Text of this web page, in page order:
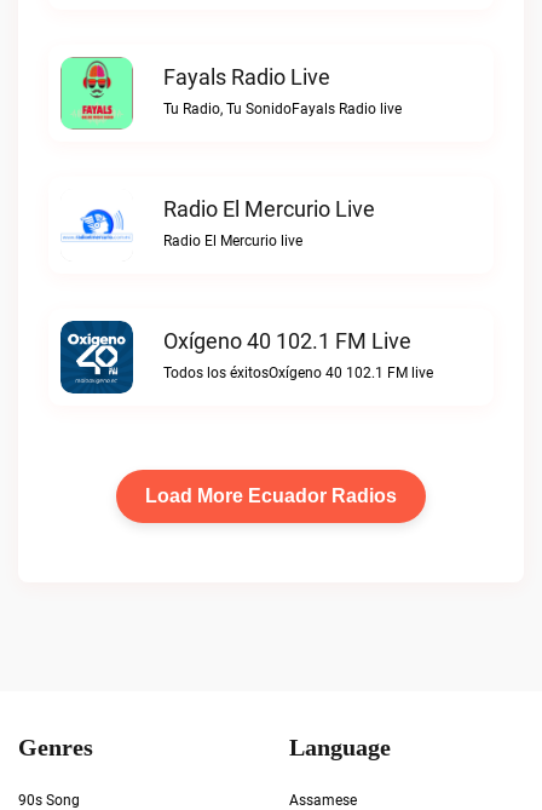
Fayals Radio Live
Tu Radio, Tu SonidoFayals Radio live
Radio El Mercurio Live
Radio El Mercurio live
Oxígeno 40 102.1 FM Live
Todos los éxitosOxígeno 40 102.1 FM live
Load More Ecuador Radios
Genres
90s Song
Language
Assamese